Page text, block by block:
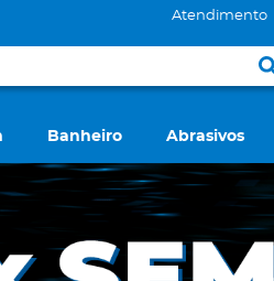
Atendimento
Banheiro Abrasivos